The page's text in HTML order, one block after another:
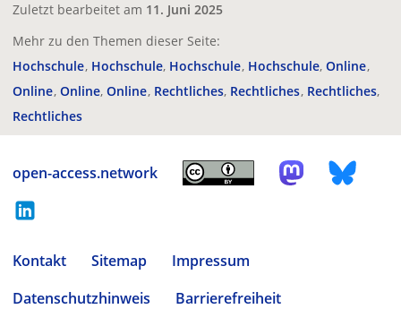
Zuletzt bearbeitet am 11. Juni 2025
Mehr zu den Themen dieser Seite:
Hochschule Hochschule Hochschule Hochschule Online
Online Online Online Rechtliches Rechtliches Rechtliches
Rechtliches
open-access.network
Kontakt Sitemap
Impressum
Datenschutzhinweis
Barrierefreiheit